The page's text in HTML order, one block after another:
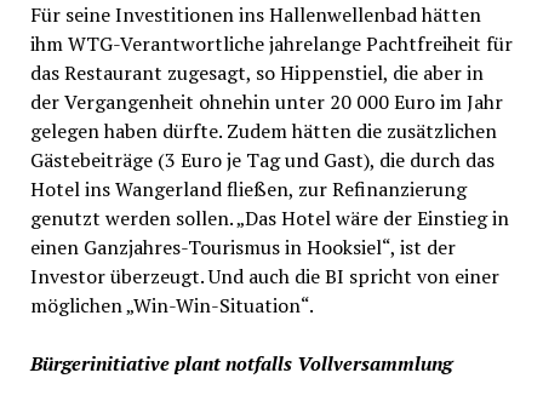
Für seine Investitionen ins Hallenwellenbad hätten
ihm WTG-Verantwortliche jahrelange Pachtfreiheit für
das Restaurant zugesagt, so Hippenstiel, die aber in
der Vergangenheit ohnehin unter 20 000 Euro im Jahr
gelegen haben dürfte. Zudem hätten die zusätzlichen
Gästebeiträge (3 Euro je Tag und Gast), die durch das
Hotel ins Wangerland fließen, zur Refinanzierung
genutzt werden sollen. „Das Hotel wäre der Einstieg in
einen Ganzjahres-Tourismus in Hooksiel“, ist der
Investor überzeugt. Und auch die BI spricht von einer
möglichen „Win-Win-Situation“.
Bürgerinitiative plant notfalls Vollversammlung